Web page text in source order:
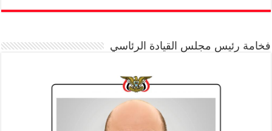
فخامة رئيس مجلس القيادة الرئاسي